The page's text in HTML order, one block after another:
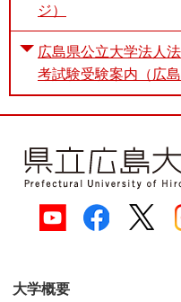
ジ）
広島県公立大学法人
考試験受験案内（広島
大学概要